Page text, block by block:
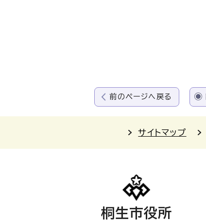
前のページへ戻る
サイトマップ
桐生市役所